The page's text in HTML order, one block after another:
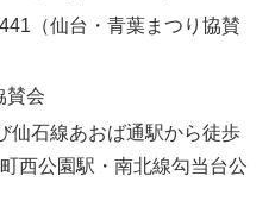
（仙台・青葉まつり協賛
賛会
仙石線あおば通駅から徒歩
西公園駅・南北線勾当台公